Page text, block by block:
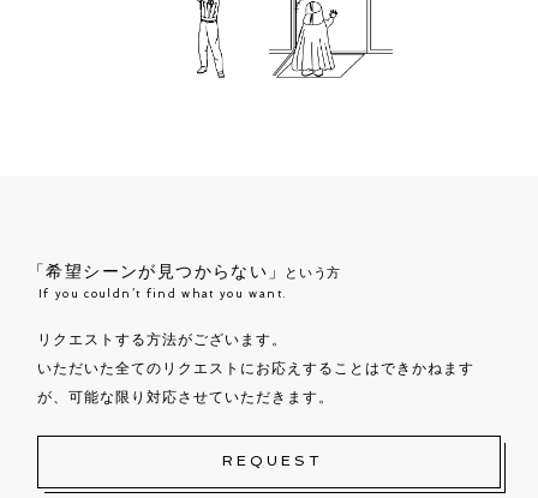
「希望シーンが見つからない」 という方
If you couldn’t find what you want.
リクエストする方法がございます。
いただいた全てのリクエストにお応えすることはできかねます
が、可能な限り対応させていただきます。
REQUEST